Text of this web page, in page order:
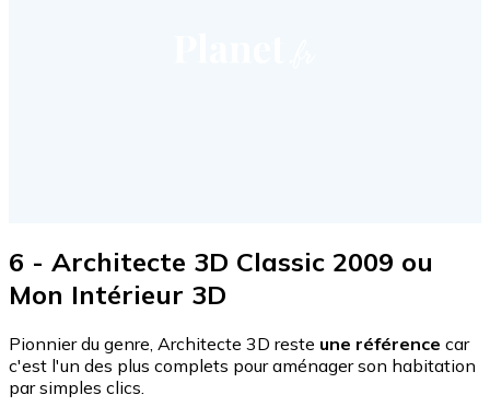
6 - Architecte 3D Classic 2009 ou
Mon Intérieur 3D
Pionnier du genre, Architecte 3D reste une référence car
c'est l'un des plus complets pour aménager son habitation
par simples clics.